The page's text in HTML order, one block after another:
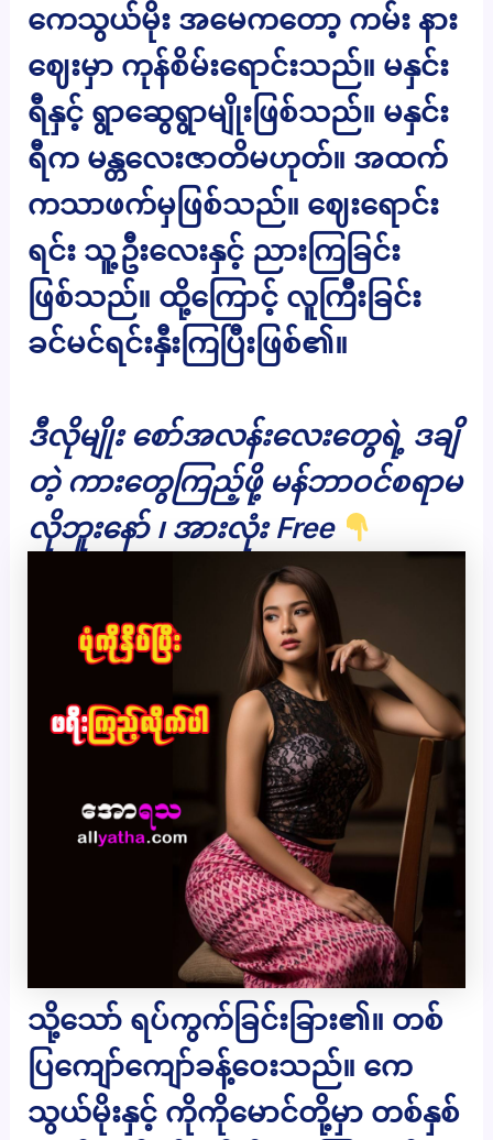
ကေသွယ်မိုး အမေကတော့ ကမ်း နား
ဈေးမှာ ကုန်စိမ်းရောင်းသည်။ မနှင်း
ရီနှင့် ရွာဆွေရွာမျိုးဖြစ်သည်။ မနှင်း
ရီက မန္တလေးဇာတိမဟုတ်။ အထက်
ကသာဖက်မှဖြစ်သည်။ ဈေးရောင်း
ရင်း သူ့ဦးလေးနှင့် ညားကြခြင်း
ဖြစ်သည်။ ထို့ကြောင့် လူကြီးခြင်း
ခင်မင်ရင်းနှီးကြပြီးဖြစ်၏။
ဒီလိုမျိုး စော်အလန်းလေးတွေရဲ့ ဒချိ
တဲ့ ကားတွေကြည့်ဖို့ မန်ဘာဝင်စရာမ
လိုဘူးနော် ၊ အားလုံး Free
သို့သော် ရပ်ကွက်ခြင်းခြား၏။ တစ်
ပြကျော်ကျော်ခန့်ဝေးသည်။ ကေ
သွယ်မိုးနှင့် ကိုကိုမောင်တို့မှာ တစ်နှစ်